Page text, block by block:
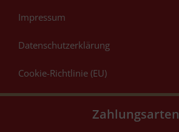
Impressum
Datenschutzerklärung
Cookie-Richtlinie (EU)
Zahlungsarten